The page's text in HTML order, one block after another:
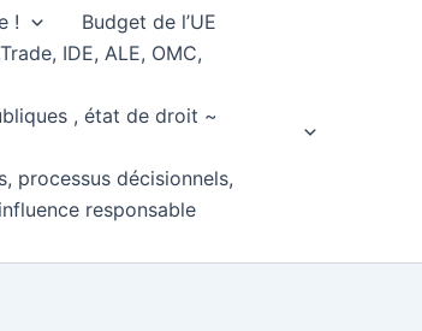
!
Budget de l’UE
IDE, ALE, OMC,
, état de droit ~
processus décisionnels,
responsable